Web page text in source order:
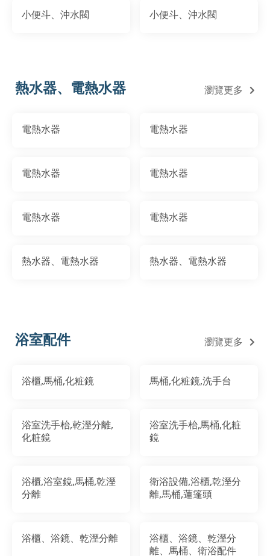
小便斗、沖水閥 小便斗、沖水閥
熱水器、電熱水器 瀏覽更多
電熱水器 電熱水器
電熱水器 電熱水器
電熱水器 電熱水器
熱水器、電熱水器 熱水器、電熱水器
浴室配件 瀏覽更多
浴櫃,馬桶,化粧鏡 馬桶,化粧鏡,洗手台
浴室洗手枱,乾溼分離,
化粧鏡
浴室洗手枱,馬桶,化粧
鏡
浴櫃,浴室鏡,馬桶,乾溼
分離
衛浴設備,浴櫃,乾溼分
離,馬桶,蓮篷頭
浴櫃、浴鏡、乾溼分離
浴櫃、浴鏡、乾溼分
離、馬桶、衛浴配件